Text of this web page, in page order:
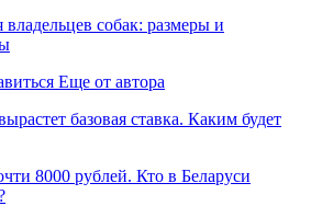
собак: размеры и
Еще от автора
базовая ставка. Каким будет
8000 рублей. Кто в Беларуси